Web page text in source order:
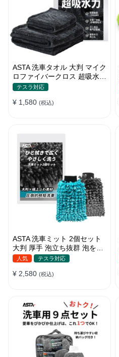
ASTA 洗車タオル 大判 マイク
ロファイバークロス 超吸水ツ
イストパイル 洗車クロス 傷
テスラ対応
¥ 1,580 (税込)
ASTA 洗車ミット 2個セット
大判 厚手 泡立ち抜群 泡をし
っかりキープ 洗車スポンジ
ーブ 傷つきにくい ボディ ガ
人気 テスラ対応
¥ 2,580 (税込)